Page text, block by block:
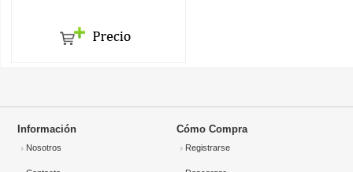
Información
Nosotros
Cómo Compra
Registrarse